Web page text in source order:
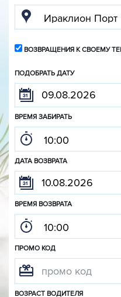
ВОЗВРАЩЕНИЯ К СВОЕМУ
ПОДОБРАТЬ ДАТУ
ВРЕМЯ ЗАБИРАТЬ
ДАТА ВОЗВРАТА
ВРЕМЯ ВОЗВРАТА
ПРОМО КОД
ВОЗРАСТ ВОДИТЕЛЯ